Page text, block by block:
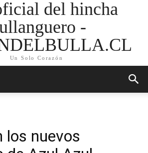
del hincha
-
Un Solo Corazón
los nuevos